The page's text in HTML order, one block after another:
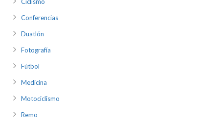
Conferencias
Duatlón
Fotografía
Fútbol
Medicina
Motociclismo
Remo